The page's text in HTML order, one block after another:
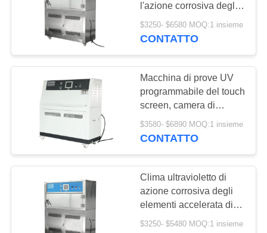
Camera di prova
della polvere della
sabbia
Camera di prova
dello spruzzo di sale
39
l'azione corrosiva degli
elementi del tester per
pittura inchiostra la
$3250- $6580 MOQ:1 insieme
CONTATTO
Macchina di prove UV
programmabile del touch
screen, camera di
trattamento UV 290nm-
400nm
$3580- $6890 MOQ:1 insieme
CONTATTO
Clima ultravioletto di
azione corrosiva degli
elementi accelerata di
prova della torre UV
$3250- $5480 MOQ:1 insieme